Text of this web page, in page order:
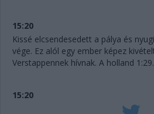
15:20
Kissé elcsendesedett a pálya és
vége. Ez alól egy ember képez
Verstappennek hívnak. A holland
15:20